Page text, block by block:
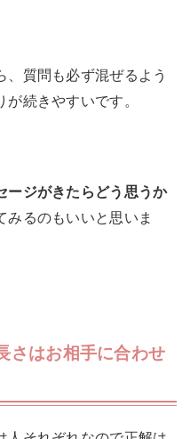
、質問も必ず混ぜるよう
続きやすいです。
ージがきたらどう思うか
みるのもいいと思いま
さはお相手に合わせ